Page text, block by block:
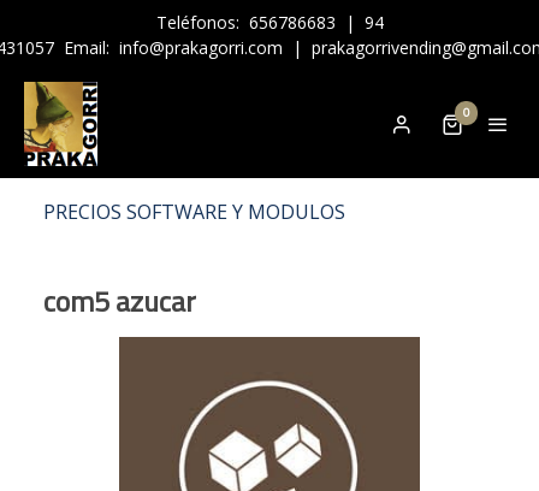
Teléfonos: 656786683 | 94
Email: info@prakagorri.com |
0
PRECIOS SOFTWARE Y MODULOS
com5 azucar